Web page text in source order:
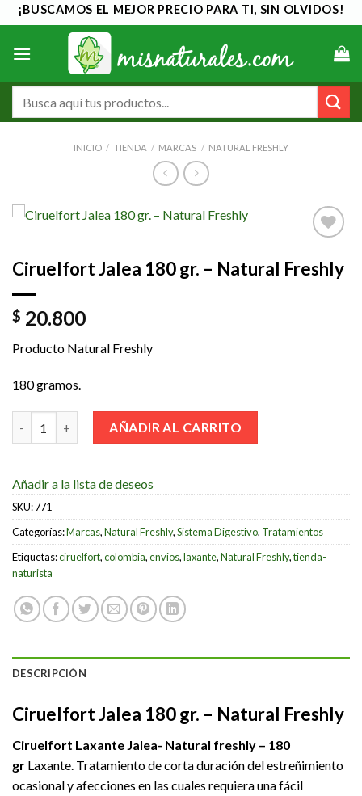
Saltar
al
contenido
¡BUSCAMOS EL MEJOR PRECIO PARA TI, SIN OLVIDOS!
INICIO / TIENDA / MARCAS / NATURAL FRESHLY
a la
lista de
Ciruelfort Jalea 180 gr. – Natural Freshly
$ 20.800
Producto Natural Freshly
180 gramos.
Ciruelfort Jalea 180 gr. – Natural Freshly cantidad
AÑADIR AL CARRITO
Añadir a la lista de deseos
SKU:771
Categorías:Marcas,Natural Freshly,Sistema Digestivo, Tratamientos
Etiquetas:ciruelfort,colombia,envios,laxante,Natural Freshly,tienda-
naturista
DESCRIPCIÓN
Ciruelfort Jalea 180 gr. – Natural Freshly
Ciruelfort Laxante Jalea- Natural freshly – 180
gr Laxante. Tratamiento de corta duración del estreñimiento
ocasional y afecciones en las cuales requiera una fácil